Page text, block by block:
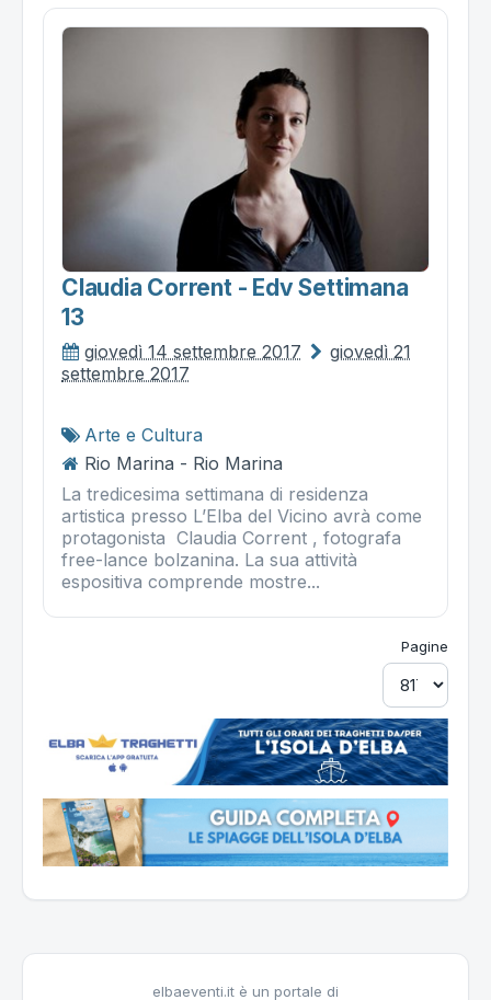
Claudia Corrent - Edv Settimana
13
giovedì 14 settembre 2017
giovedì 21
settembre 2017
Arte e Cultura
Rio Marina - Rio Marina
La tredicesima settimana di residenza
artistica presso L’Elba del Vicino avrà come
protagonista Claudia Corrent , fotografa
free-lance bolzanina. La sua attività
espositiva comprende mostre...
Pagine
elbaeventi.it è un portale di